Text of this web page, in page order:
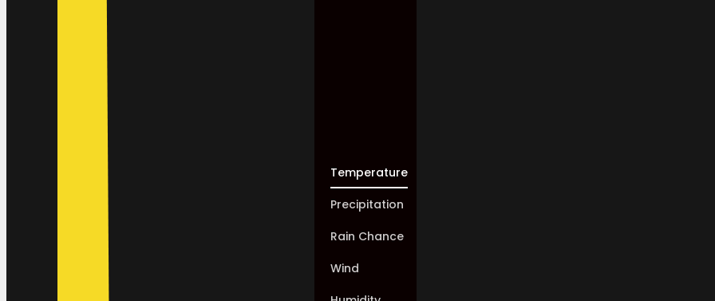
Temperature
Precipitation
Rain Chance
Wind